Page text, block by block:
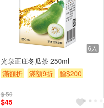
6入
光泉正庄冬瓜茶 250ml
滿額折
滿額9折 贈$200
$ 50
$45